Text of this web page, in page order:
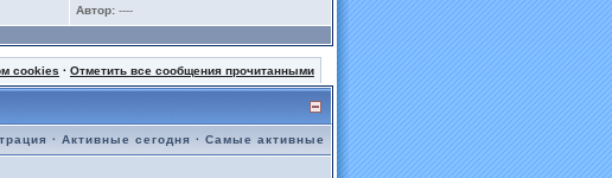
Автор: ----
cookies · Отметить все сообщения прочитанными
· Активные сегодня · Самые активные